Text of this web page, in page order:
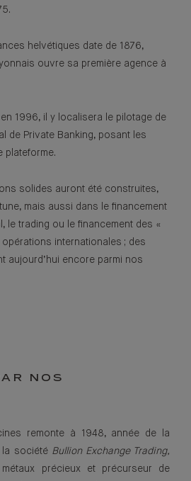
helvétiques date de 1876,
ouvre sa première agence à
1996, il y localisera le pilotage de
de Private Banking, posant les
plateforme.
solides auront été construites,
mais aussi dans le financement
le trading ou le financement des «
internationales ; des
aujourd’hui encore parmi nos
NOS
remonte à 1948, année de la
la société Bullion Exchange Trading,
précieux et précurseur de